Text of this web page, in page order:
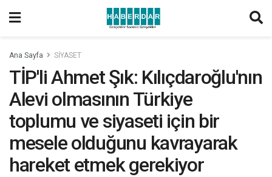
Ana Sayfa SİYASET
TİP'li Ahmet Şık: Kılıçdaroğlu'nın
Alevi olmasının Türkiye
toplumu ve siyaseti için bir
mesele olduğunu kavrayarak
hareket etmek gerekiyor